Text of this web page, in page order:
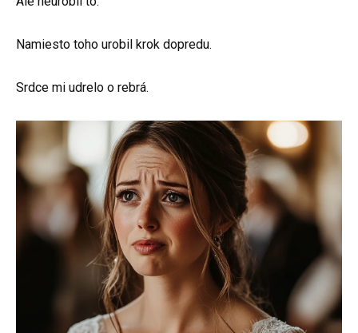
Namiesto toho urobil krok dopredu.
Srdce mi udrelo o rebrá.